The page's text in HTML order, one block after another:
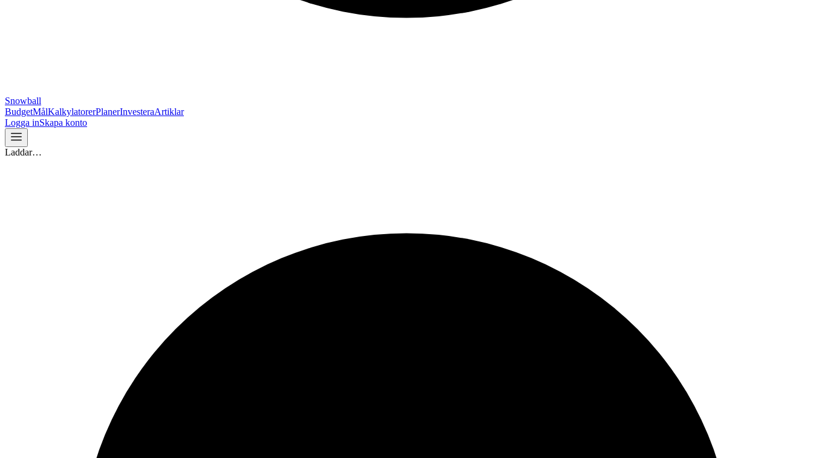
Snowball
BudgetMålKalkylatorerPlanerInvesteraArtiklar
Logga inSkapa konto
Laddar…